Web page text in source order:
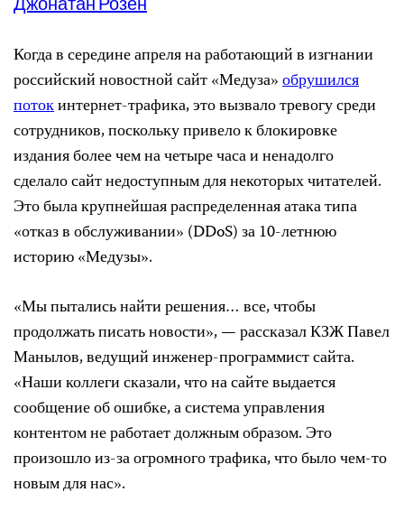
Когда в середине апреля на работающий в изгнании
российский новостной сайт «Медуза»обрушился
потокинтернет-трафика, это вызвало тревогу среди
сотрудников, поскольку привело к блокировке
издания более чем на четыре часа и ненадолго
сделало сайт недоступным для некоторых читателей.
Это была крупнейшая распределенная атака типа
«отказ в обслуживании» (DDoS) за 10-летнюю
историю «Медузы».
«Мы пытались найти решения… все, чтобы
продолжать писать новости», — рассказал КЗЖ Павел
Манылов, ведущий инженер-программист сайта.
«Наши коллеги сказали, что на сайте выдается
сообщение об ошибке, а система управления
контентом не работает должным образом. Это
произошло из-за огромного трафика, что было чем-то
новым для нас».